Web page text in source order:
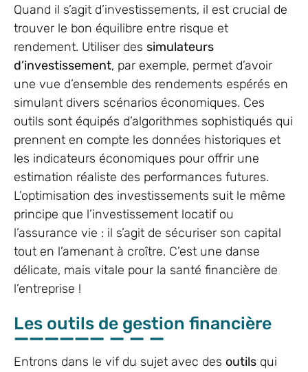
Quand il s’agit d’investissements, il est crucial de
trouver le bon équilibre entre risque et
rendement. Utiliser des simulateurs
d’investissement, par exemple, permet d’avoir
une vue d’ensemble des rendements espérés en
simulant divers scénarios économiques. Ces
outils sont équipés d’algorithmes sophistiqués qui
prennent en compte les données historiques et
les indicateurs économiques pour offrir une
estimation réaliste des performances futures.
L’optimisation des investissements suit le même
principe que l’investissement locatif ou
l’assurance vie : il s’agit de sécuriser son capital
tout en l’amenant à croître. C’est une danse
délicate, mais vitale pour la santé financière de
l’entreprise !
Les outils de gestion financière
Entrons dans le vif du sujet avec des outils qui